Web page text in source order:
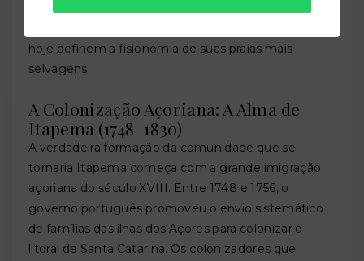
chata" — referência às formações rochosas planas
hoje definem a fisionomia de suas praias mais
selvagens.
A Colonização Açoriana: A Alma de
Itapema (1748–1830)
A verdadeira formação da comunidade que se
tornaria Itapema começa com a grande imigração
açoriana do século XVIII. Entre 1748 e 1756, o
governo português promoveu o envio sistemático
de famílias das ilhas dos Açores para colonizar o
litoral de Santa Catarina. Os colonizadores que